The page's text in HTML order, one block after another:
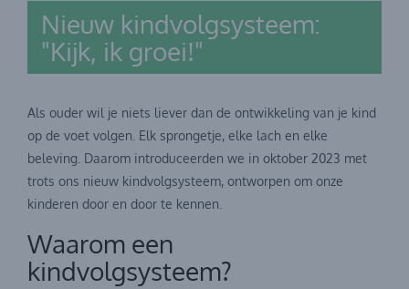
Nieuw kindvolgsysteem:
"Kijk, ik groei!"
Als ouder wil je niets liever dan de ontwikkeling van je kind
op de voet volgen. Elk sprongetje, elke lach en elke
beleving. Daarom introduceerden we in oktober 2023 met
trots ons nieuw kindvolgsysteem, ontworpen om onze
kinderen door en door te kennen.
Waarom een
kindvolgsysteem?